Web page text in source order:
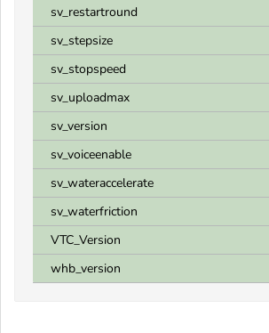
sv_restartround
sv_stepsize
sv_stopspeed
sv_uploadmax
sv_version
sv_voiceenable
sv_wateraccelerate
sv_waterfriction
VTC_Version
whb_version